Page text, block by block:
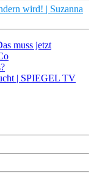
wird! | Suzanna
muss jetzt
| SPIEGEL TV